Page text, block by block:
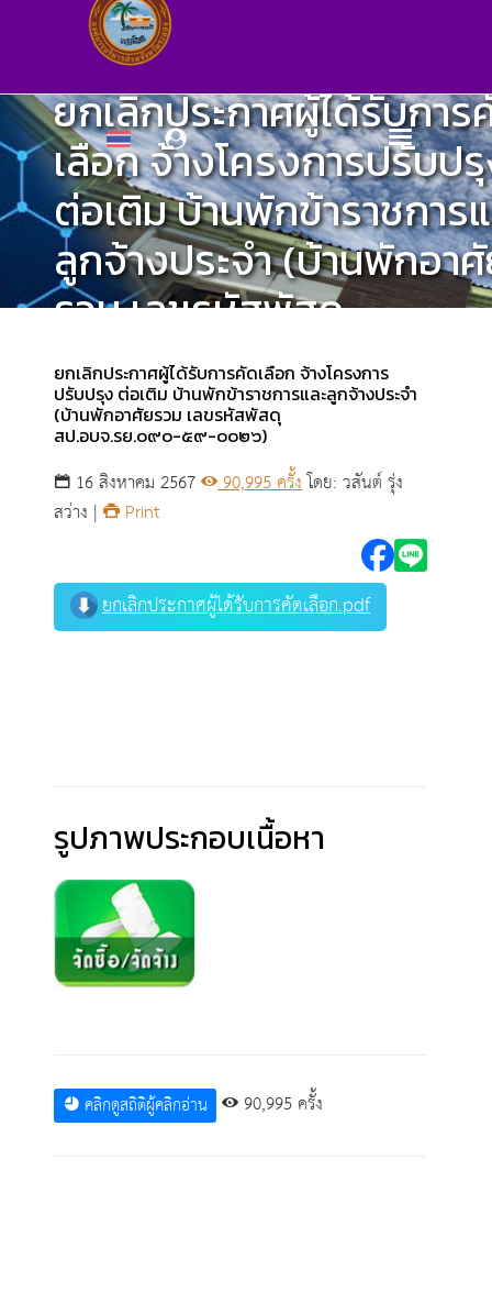
ยกเลิกประกาศผู้ได้รับกา
เลือก จ้างโครงการปรับป
ต่อเติม บ้านพักข้าราชการ
ลูกจ้างประจำ (บ้านพักอา
รวม เลขรหัสพัสดุ
สป.อบจ.รย.๐๙๐-๕๙-๐
ศูนย์ข้อมูลข่าวสาร
ยกเลิกประกาศผู้ได้รับการคัดเลือก จ้างโครงการ
ปรับปรุง ต่อเติม บ้านพักข้าราชการและลูกจ้างประจำ
(บ้านพักอาศัยรวม เลขรหัสพัสดุ
สป.อบจ.รย.๐๙๐-๕๙-๐๐๒๖)
16 สิงหาคม 2567 90,995 ครั้งโดย: วสันต์ รุ่ง
สว่าง |
Print
ยกเลิกประกาศผู้ได้รับการคัดเลือก.pdf
รูปภาพประกอบเนื้อหา
คลิกดูสถิติผู้คลิกอ่าน 90,995 ครั้ง